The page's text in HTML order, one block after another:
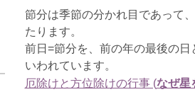
節分は季節の分かれ目であって
たります。
前日=節分を、前の年の最後の
いわれています。
厄除けと方位除けの行事 (なぜ星